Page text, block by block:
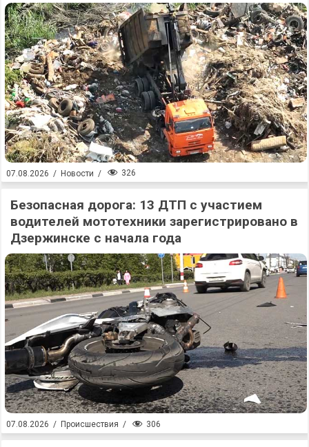
07.08.2026 / Новости / 326
Безопасная дорога: 13 ДТП с участием
водителей мототехники зарегистрировано в
Дзержинске с начала года
07.08.2026 / Происшествия / 306